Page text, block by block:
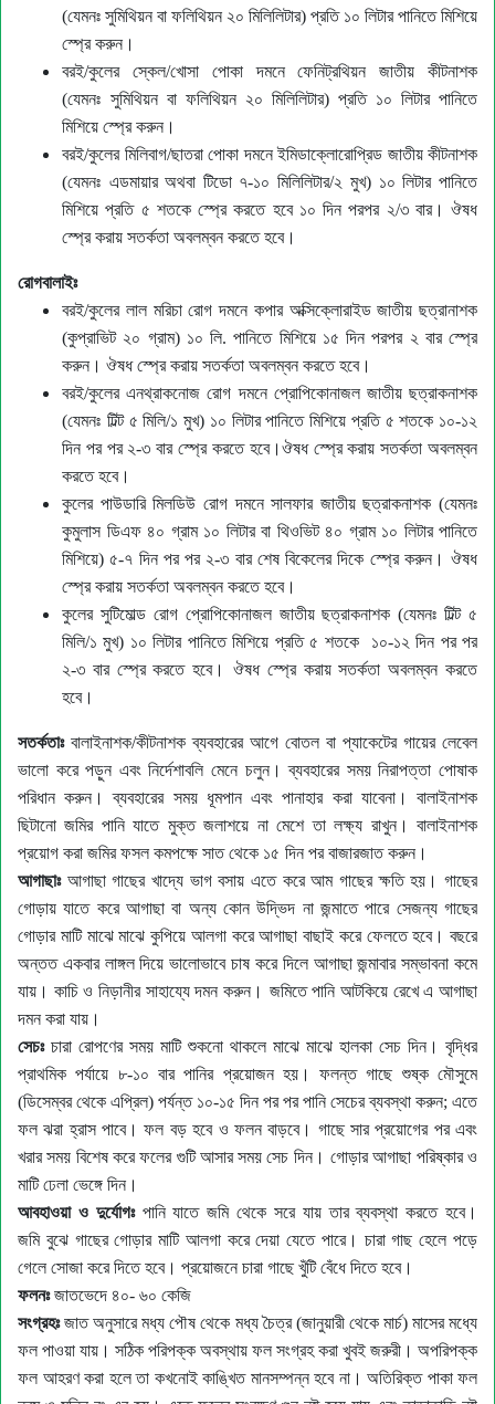
(যেমন সুমিথিয়ন বা ফলিথিয়ন ২০ মিলিলিটার) প্রতি ১০ লিটার পানিতে মিশিয়ে
স্প্রে করুন ।
বরই/কুলের স্কেল/খোসা পোকা দমনে ফেনিট্রথিয়ন জাতীয় কীটনাশক
(যেমন সুমিথিয়ন বা ফলিথিয়ন ২০ মিলিলিটার) প্রতি ১০ লিটার পানিতে
মিশিয়ে স্প্রে করুন ।
বরই/কুলের মিলিবাগ/ছাতরা পোকা দমনে ইমিডাক্লোরোপ্রিড জাতীয় কীটনাশক
(যেমনঃ এডমায়ার অথবা টিডো ৭-১০ মিলিলিটার/২ মুখ) ১০ লিটার পানিতে
মিশিয়ে প্রতি ৫ শতকে স্প্রে করতে হবে ১০ দিন পরপর ২/৩ বার। ঔষধ
স্প্রে করায় সতর্কতা অবলম্বন করতে হবে।
রোগবালাইঃ
বরই/কুলের লাল মরিচা রোগ দমনে কপার অক্সিক্লোরাইড জাতীয় ছত্রানাশক
(কুপ্রাভিট ২০ গ্রাম) ১০ লি. পানিতে মিশিয়ে ১৫ দিন পরপর ২ বার স্প্রে
করুন। ঔষধ স্প্রে করায় সতর্কতা অবলম্বন করতে হবে।
বরই/কুলের এনথ্রাকনোজ রোগ দমনে প্রোপিকোনাজল জাতীয় ছত্রাকনাশক
(যেমন টিল্ট ৫ মিলি/১ মুখ) ১০ লিটার পানিতে মিশিয়ে প্রতি ৫ শতকে ১০-১২
দিন পর পর ২-৩ বার স্প্রে করতে হবে। ঔষধ স্প্রে করায় সতর্কতা অবলম্বন
করতে হবে।
কুলের পাউডারি মিলডিউ রোগ দমনে সালফার জাতীয় ছত্রাকনাশক (যেমনঃ
কুমুলাস ডিএফ ৪০ গ্রাম ১০ লিটার বা থিওভিট ৪০ গ্রাম ১০ লিটার পানিতে
মিশিয়ে) ৫-৭ দিন পর পর ২-৩ বার শেষ বিকেলের দিকে স্প্রে করুন। ঔষধ
স্প্রে করায় সতর্কতা অবলম্বন করতে হবে।
কুলের সুটিমোল্ড রোগ প্রোপিকোনাজল জাতীয় ছত্রাকনাশক (যেমন টিল্ট ৫
মিলি/১ মুখ) ১০ লিটার পানিতে মিশিয়ে প্রতি ৫ শতকে ১০-১২ দিন পর পর
২-৩ বার স্প্রে করতে হবে।
ঔষধ স্প্রে করায় সতর্কতা অবলম্বন করতে
হবে।
সতর্কতাঃবালাইনাশক/কীটনাশক ব্যবহারের আগে বোতল বা প্যাকেটের গায়ের লেবেল
ভালো করে পড়ুন এবং নির্দেশাবলি মেনে চলুন। ব্যবহারের সময় নিরাপত্তা পোষাক
পরিধান করুন। ব্যবহারের সময় ধূমপান এবং পানাহার করা যাবেনা। বালাইনাশক
ছিটানো জমির পানি যাতে মুক্ত জলাশয়ে না মেশে তা লক্ষ্য রাখুন। বালাইনাশক
প্রয়োগ করা জমির ফসল কমপক্ষে সাত থেকে ১৫ দিন পর বাজারজাত করুন।
আগাছাঃআগাছা গাছের খাদ্যে ভাগ বসায় এতে করে আম গাছের ক্ষতি হয়। গাছের
গোড়ায় যাতে করে আগাছা বা অন্য কোন উদ্ভিদ না জন্মাতে পারে সেজন্য গাছের
গোড়ার মাটি মাঝে মাঝে কুপিয়ে আলগা করে আগাছা বাছাই করে ফেলতে হবে। বছরে
অন্তত একবার লাঙ্গল দিয়ে ভালোভাবে চাষ করে দিলে আগাছা জন্মাবার সম্ভাবনা কমে
যায়। কাচি ও নিড়ানীর সাহায্যে দমন করুন। জমিতে পানি আটকিয়ে রেখে এ আগাছা
দমন করা যায় ।
সেচঃচারা রোপণের সময় মাটি শুকনো থাকলে মাঝে মাঝে হালকা সেচ দিন। বৃদ্ধির
প্রাথমিক পর্যায়ে ৮-১০ বার পানির প্রয়োজন হয়। ফলন্ত গাছে শুষ্ক মৌসুমে
(ডিসেম্বর থেকে এপ্রিল) পর্যন্ত ১০-১৫ দিন পর পর পানি সেচের ব্যবস্থা করুন; এতে
ফল ঝরা হ্রাস পাবে। ফল বড় হবে ও ফলন বাড়বে। গাছে সার প্রয়োগের পর এবং
খরার সময় বিশেষ করে ফলের গুটি আসার সময় সেচ দিন। গোড়ার আগাছা পরিষ্কার ও
মাটি ঢেলা ভেঙ্গে দিন।
আবহাওয়া ও দুর্যোগঃপানি যাতে জমি থেকে সরে যায় তার ব্যবস্থা করতে হবে।
জমি বুঝে গাছের গোড়ার মাটি আলগা করে দেয়া যেতে পারে। চারা গাছ হেলে পড়ে
গেলে সোজা করে দিতে হবে। প্রয়োজনে চারা গাছে খুঁটি বেঁধে দিতে হবে।
ফলনঃজাতভেদে ৪০- ৬০ কেজি
সংগ্রহঃজাত অনুসারে মধ্য পৌষ থেকে মধ্য চৈত্র (জানুয়ারী থেকে মার্চ) মাসের মধ্যে
ফল পাওয়া যায়। সঠিক পরিপক্ক অবস্থায় ফল সংগ্রহ করা খুবই জরুরী। অপরিপক্ক
ফল আহরণ করা হলে তা কখনোই কাঙ্খিত মানসম্পন্ন হবে না। অতিরিক্ত পাকা ফল